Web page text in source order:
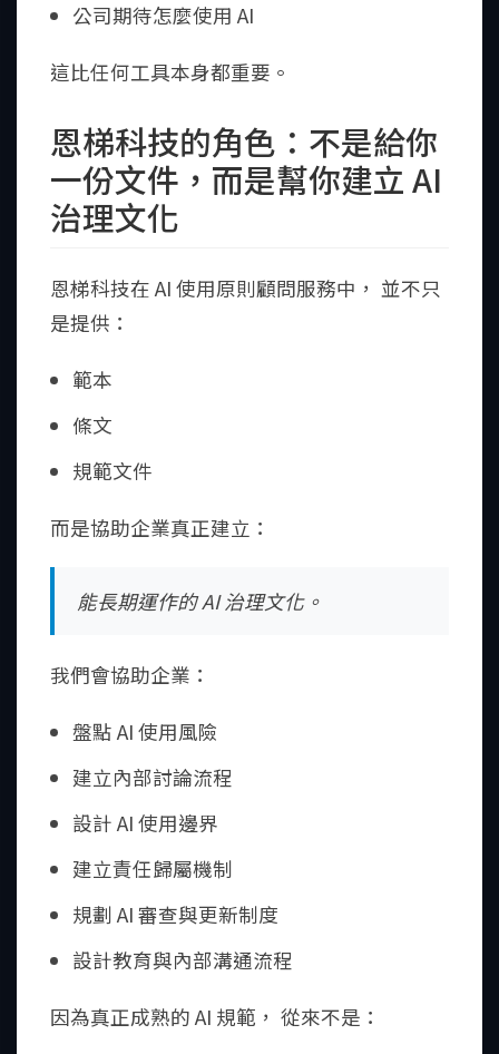
公司期待怎麼使用 AI
這比任何工具本身都重要。
恩梯科技的角色：不是給你
一份文件，而是幫你建立 AI
治理文化
恩梯科技在 AI 使用原則顧問服務中， 並不只
是提供：
範本
條文
規範文件
而是協助企業真正建立：
能長期運作的 AI 治理文化。
我們會協助企業：
盤點 AI 使用風險
建立內部討論流程
設計 AI 使用邊界
建立責任歸屬機制
規劃 AI 審查與更新制度
設計教育與內部溝通流程
因為真正成熟的 AI 規範， 從來不是：